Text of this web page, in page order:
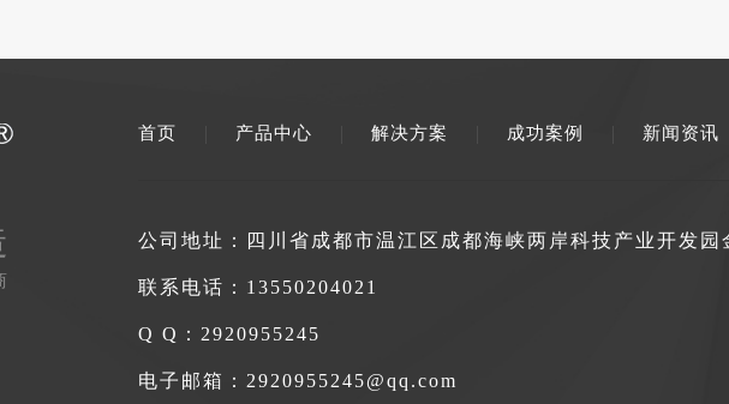
首页 产品中心 解决方案 成功案例 新闻资讯
公司地址：四川省成都市温江区成都海峡两岸科技产业开发园
联系电话： 13550204021
Q Q：2920955245
电子邮箱：2920955245@qq.com